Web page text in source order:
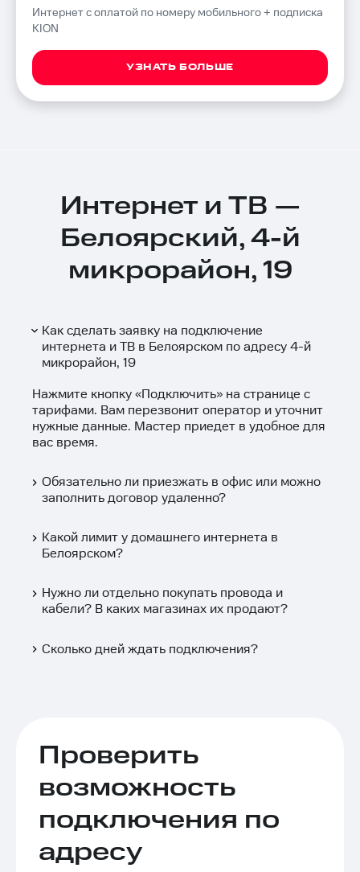
Интернет с оплатой по номеру мобильного + подписка
KION
УЗНАТЬ БОЛЬШЕ
Интернет и ТВ —
Белоярский, 4-й
микрорайон, 19
Как сделать заявку на подключение
интернета и ТВ в Белоярском по адресу 4-й
микрорайон, 19
Нажмите кнопку «Подключить» на странице с
тарифами. Вам перезвонит оператор и уточнит
нужные данные. Мастер приедет в удобное для
вас время.
Обязательно ли приезжать в офис или можно
заполнить договор удаленно?
Какой лимит у домашнего интернета в
Белоярском?
Нужно ли отдельно покупать провода и
кабели? В каких магазинах их продают?
Сколько дней ждать подключения?
Проверить
возможность
подключения по
адресу